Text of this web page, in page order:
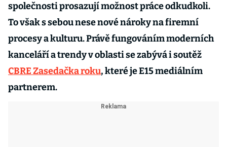
společnosti prosazují možnost práce odkudkoli.
To však s sebou nese nové nároky na firemní
procesy a kulturu. Právě fungováním moderních
kanceláří a trendy v oblasti se zabývá i soutěž
CBRE Zasedačka roku, které je E15 mediálním
partnerem.